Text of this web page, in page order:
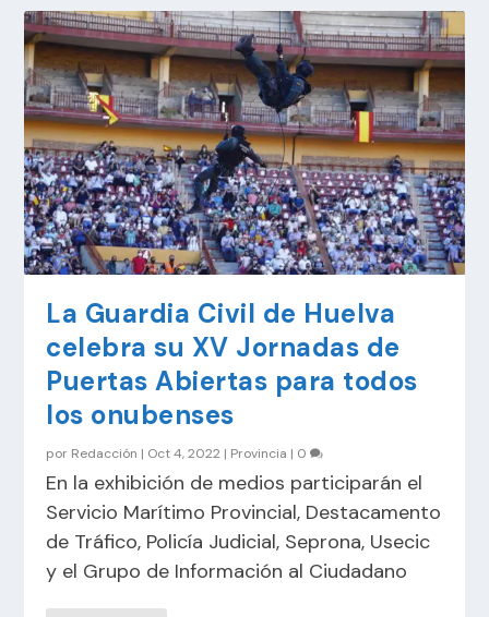
La Guardia Civil de Huelva
celebra su XV Jornadas de
Puertas Abiertas para todos
los onubenses
por Redacción | Oct 4, 2022 | Provincia | 0
En la exhibición de medios participarán el
Servicio Marítimo Provincial, Destacamento
de Tráfico, Policía Judicial, Seprona, Usecic
y el Grupo de Información al Ciudadano